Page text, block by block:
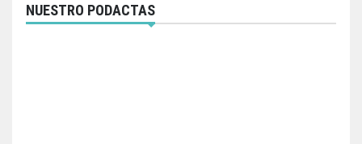
NUESTRO PODACTAS